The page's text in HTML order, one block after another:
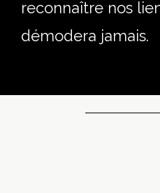
reconnaître nos
démodera jamais.